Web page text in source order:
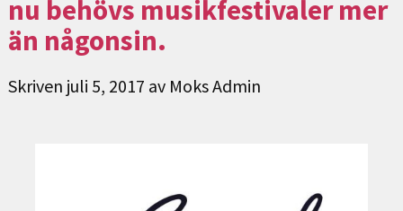
nu behövs musikfestivaler mer
än någonsin.
Skriven juli 5, 2017 av Moks Admin